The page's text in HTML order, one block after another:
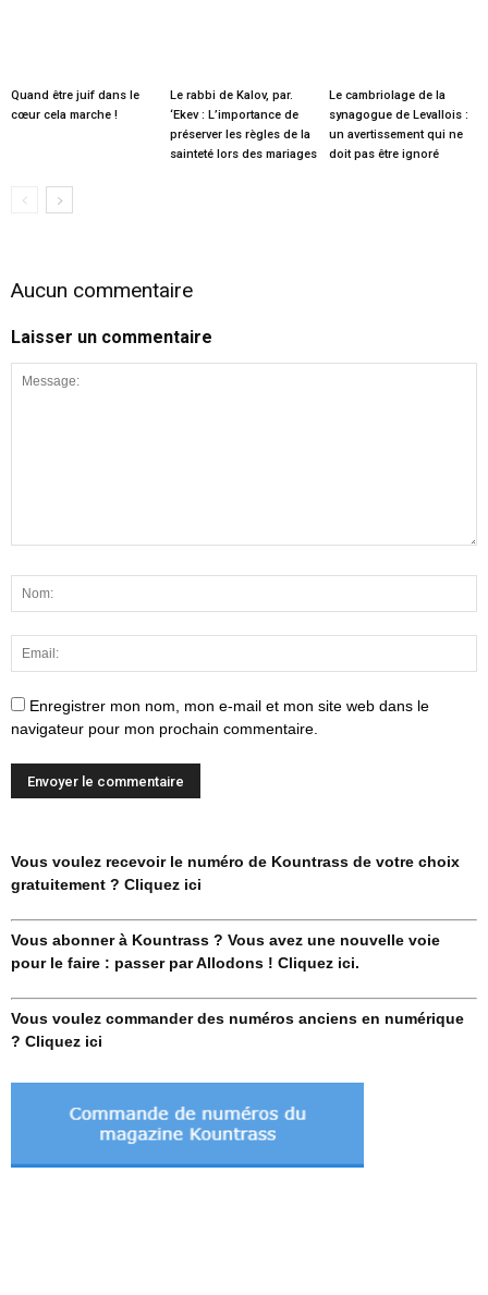
Quand être juif dans le
cœur cela marche !
Le rabbi de Kalov, par.
‘Ekev : L’importance de
préserver les règles de la
sainteté lors des mariages
Le cambriolage de la
synagogue de Levallois :
un avertissement qui ne
doit pas être ignoré
Aucun commentaire
Laisser un commentaire
Enregistrer mon nom, mon e-mail et mon site web dans le
navigateur pour mon prochain commentaire.
Vous voulez recevoir le numéro de Kountrass de votre choix
gratuitement ? Cliquez ici
Vous abonner à Kountrass ? Vous avez une nouvelle voie
pour le faire : passer par Allodons ! Cliquez ici.
Vous voulez commander des numéros anciens en numérique
? Cliquez ici